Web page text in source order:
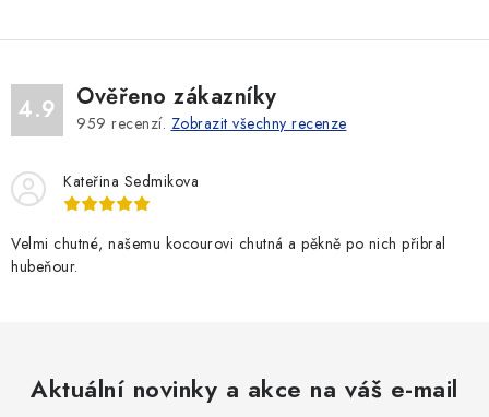
4.9 Ověřeno zákazníky
959 recenzí. Zobrazit všechny recenze
Kateřina Sedmikova
Velmi chutné, našemu kocourovi chutná a pěkně po nich přibral
hubeňour.
Aktuální novinky a akce na váš e-mail